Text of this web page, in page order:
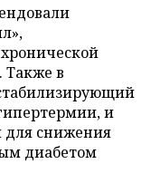
Также в
и
для снижения
диабетом